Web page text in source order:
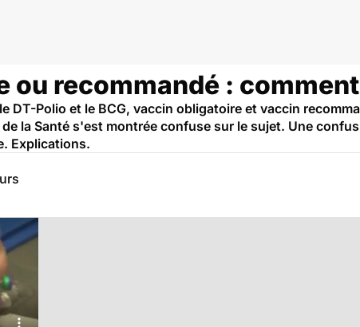
ou recommandé :
DT-Polio et le BCG, vaccin obligatoire et vaccin
la Santé s'est montrée confuse sur le sujet. Une
Explications.